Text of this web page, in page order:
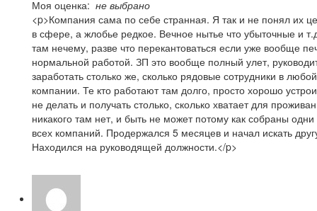
Моя оценка: не выбрано
<p>Компания сама по себе странная. Я так и не понял их
в сфере, а жлобье редкое. Вечное нытье что убыточные и
там нечему, разве что перекантоваться если уже вообще
нормальной работой. ЗП это вообще полный улет,
заработать столько же, сколько рядовые сотрудники в
компании. Те кто работают там долго, просто хорошо
не делать и получать столько, сколько хватает для
никакого там нет, и быть не может потому как собраны
всех компаний. Продержался 5 месяцев и начал искать
Находился на руководящей должности.</p>